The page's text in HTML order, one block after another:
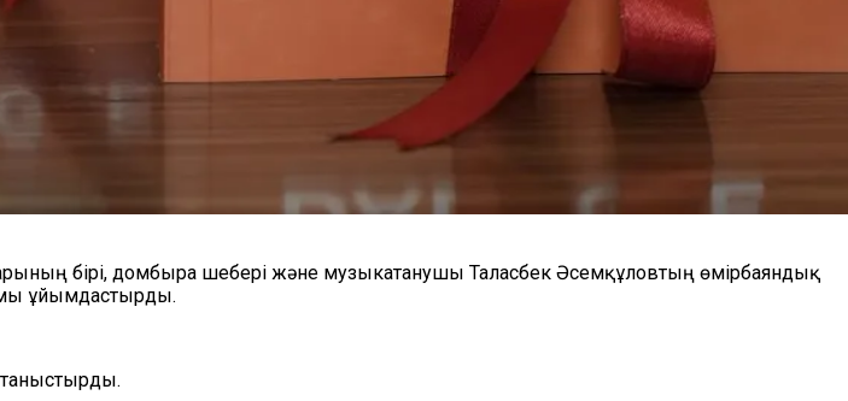
бірі, домбыра шебері және музыкатанушы Таласбек Әсемқұловтың өмірбаяндық
ұйымдастырды.